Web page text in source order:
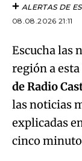
ALERTAS DE
08.08.2026 21:11
Escucha las
región a
de Radio
las noticias
explicadas
cinco